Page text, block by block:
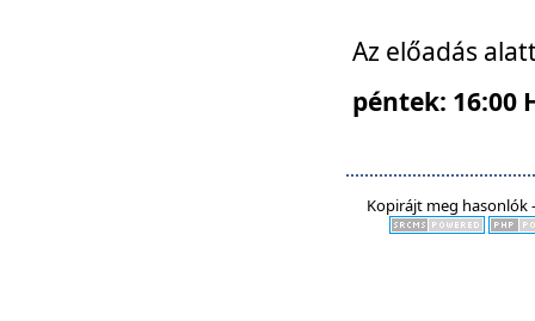
Az előadás
péntek: 16:00
Kopirájt meg hasonlók